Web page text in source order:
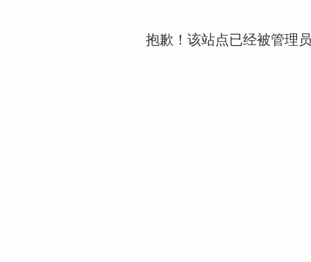
抱歉！该站点已经被管理